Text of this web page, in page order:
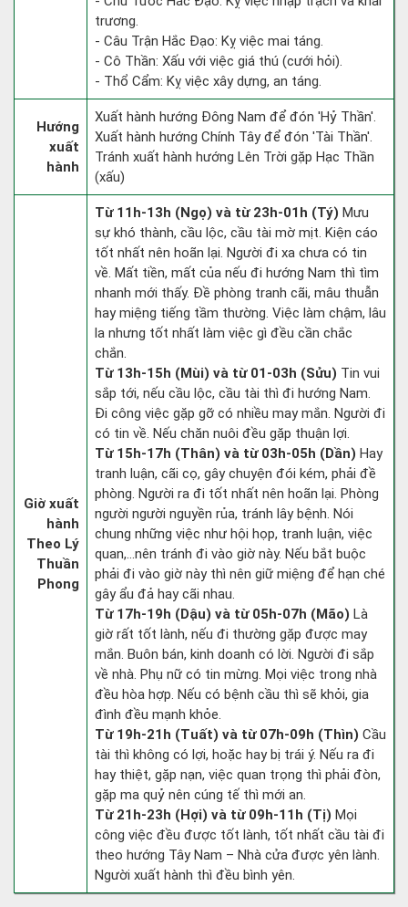
trương.
- Câu Trận Hắc Đạo: Kỵ việc mai táng.
- Cô Thần: Xấu với việc giá thú (cưới hỏi).
- Thổ Cẩm: Kỵ việc xây dựng, an táng.
Hướng
xuất
hành
Xuất hành hướng Đông Nam để đón 'Hỷ Thần'.
Xuất hành hướng Chính Tây để đón 'Tài Thần'.
Tránh xuất hành hướng Lên Trời gặp Hạc Thần
(xấu)
Giờ xuất
hành
Theo Lý
Thuần
Phong
Từ 11h-13h (Ngọ) và từ 23h-01h (Tý) Mưu
sự khó thành, cầu lộc, cầu tài mờ mịt. Kiện cáo
tốt nhất nên hoãn lại. Người đi xa chưa có tin
về. Mất tiền, mất của nếu đi hướng Nam thì tìm
nhanh mới thấy. Đề phòng tranh cãi, mâu thuẫn
hay miệng tiếng tầm thường. Việc làm chậm, lâu
la nhưng tốt nhất làm việc gì đều cần chắc
chắn.
Từ 13h-15h (Mùi) và từ 01-03h (Sửu) Tin vui
sắp tới, nếu cầu lộc, cầu tài thì đi hướng Nam.
Đi công việc gặp gỡ có nhiều may mắn. Người đi
có tin về. Nếu chăn nuôi đều gặp thuận lợi.
Từ 15h-17h (Thân) và từ 03h-05h (Dần) Hay
tranh luận, cãi cọ, gây chuyện đói kém, phải đề
phòng. Người ra đi tốt nhất nên hoãn lại. Phòng
người người nguyền rủa, tránh lây bệnh. Nói
chung những việc như hội họp, tranh luận, việc
quan,…nên tránh đi vào giờ này. Nếu bắt buộc
phải đi vào giờ này thì nên giữ miệng để hạn ché
gây ẩu đả hay cãi nhau.
Từ 17h-19h (Dậu) và từ 05h-07h (Mão) Là
giờ rất tốt lành, nếu đi thường gặp được may
mắn. Buôn bán, kinh doanh có lời. Người đi sắp
về nhà. Phụ nữ có tin mừng. Mọi việc trong nhà
đều hòa hợp. Nếu có bệnh cầu thì sẽ khỏi, gia
đình đều mạnh khỏe.
Từ 19h-21h (Tuất) và từ 07h-09h (Thìn) Cầu
tài thì không có lợi, hoặc hay bị trái ý. Nếu ra đi
hay thiệt, gặp nạn, việc quan trọng thì phải đòn,
gặp ma quỷ nên cúng tế thì mới an.
Từ 21h-23h (Hợi) và từ 09h-11h (Tị) Mọi
công việc đều được tốt lành, tốt nhất cầu tài đi
theo hướng Tây Nam – Nhà cửa được yên lành.
Người xuất hành thì đều bình yên.